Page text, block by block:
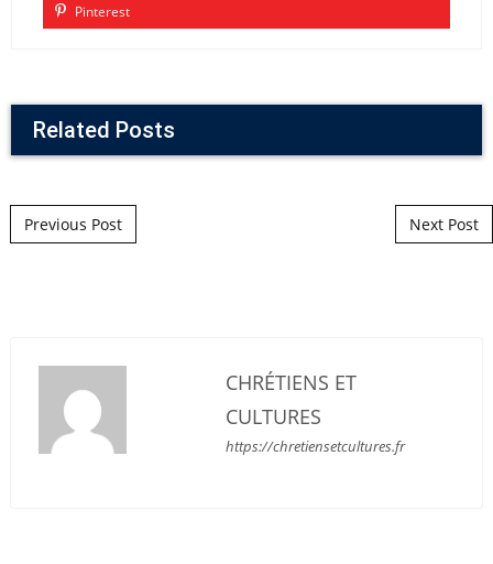
Pinterest
Related Posts
Post navigation
Previous Post Next Post
CHRÉTIENS ET
CULTURES
https://chretiensetcultures.fr